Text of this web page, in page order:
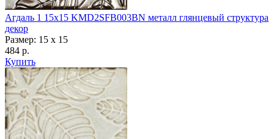
Агдаль 1 15x15 KMD2SFB003BN металл глянцевый структура
декор
Размер: 15 x 15
484 р.
Купить